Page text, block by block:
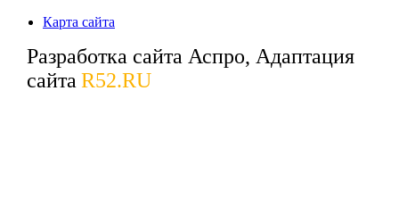
Карта сайта
Разработка сайта Аспро, Адаптация
сайта R52.RU